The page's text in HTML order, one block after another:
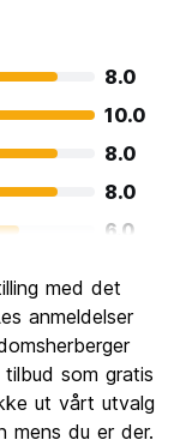
8.0
10.0
8.0
8.0
6.0
8.0
6.0
10.0
med det
anmeldelser
som gratis
ut vårt utvalg
mens du er der.